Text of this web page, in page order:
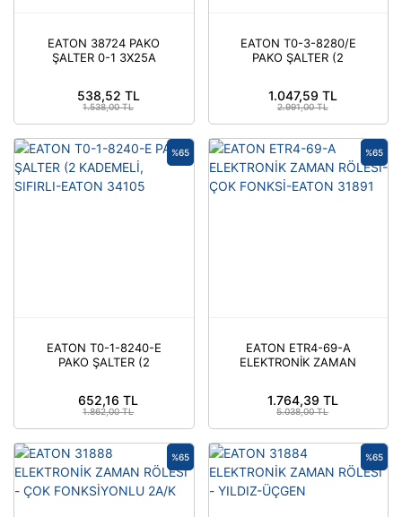
EATON 38724 PAKO
ŞALTER 0-1 3X25A
538,52 TL
1.538,00 TL
EATON T0-3-8280/E
PAKO ŞALTER (2
1.047,59 TL
2.991,00 TL
EATON T0-1-8240-E
PAKO ŞALTER (2
%65
652,16 TL
1.862,00 TL
EATON ETR4-69-A
ELEKTRONİK ZAMAN
%65
1.764,39 TL
5.038,00 TL
%65 %65